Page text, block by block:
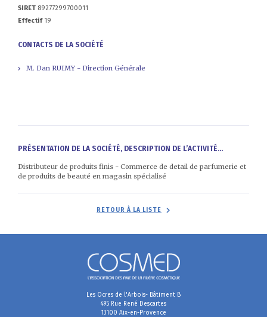
SIRET 89277299700011
Effectif19
CONTACTS DE LA SOCIÉTÉ
M. Dan RUIMY - Direction Générale
PRÉSENTATION DE LA SOCIÉTÉ, DESCRIPTION DE L’ACTIVITÉ...
Distributeur de produits finis - Commerce de detail de parfumerie et
de produits de beauté en magasin spécialisé
RETOUR À LA LISTE
Les Ocres de l'Arbois- Bâtiment B
495 Rue René Descartes
13100 Aix-en-Provence